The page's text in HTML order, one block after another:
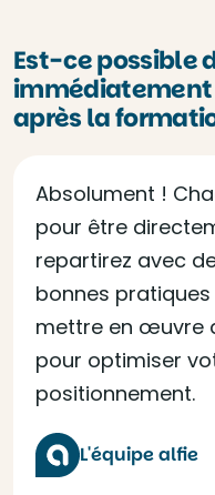
Est-ce possible
immédiatement
après la
Absolument !
pour être
repartirez avec
bonnes
mettre en œuvre
pour optimiser
positionnement.
L'équipe alfie